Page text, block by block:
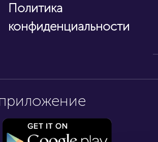
Политика
конфиденциальности